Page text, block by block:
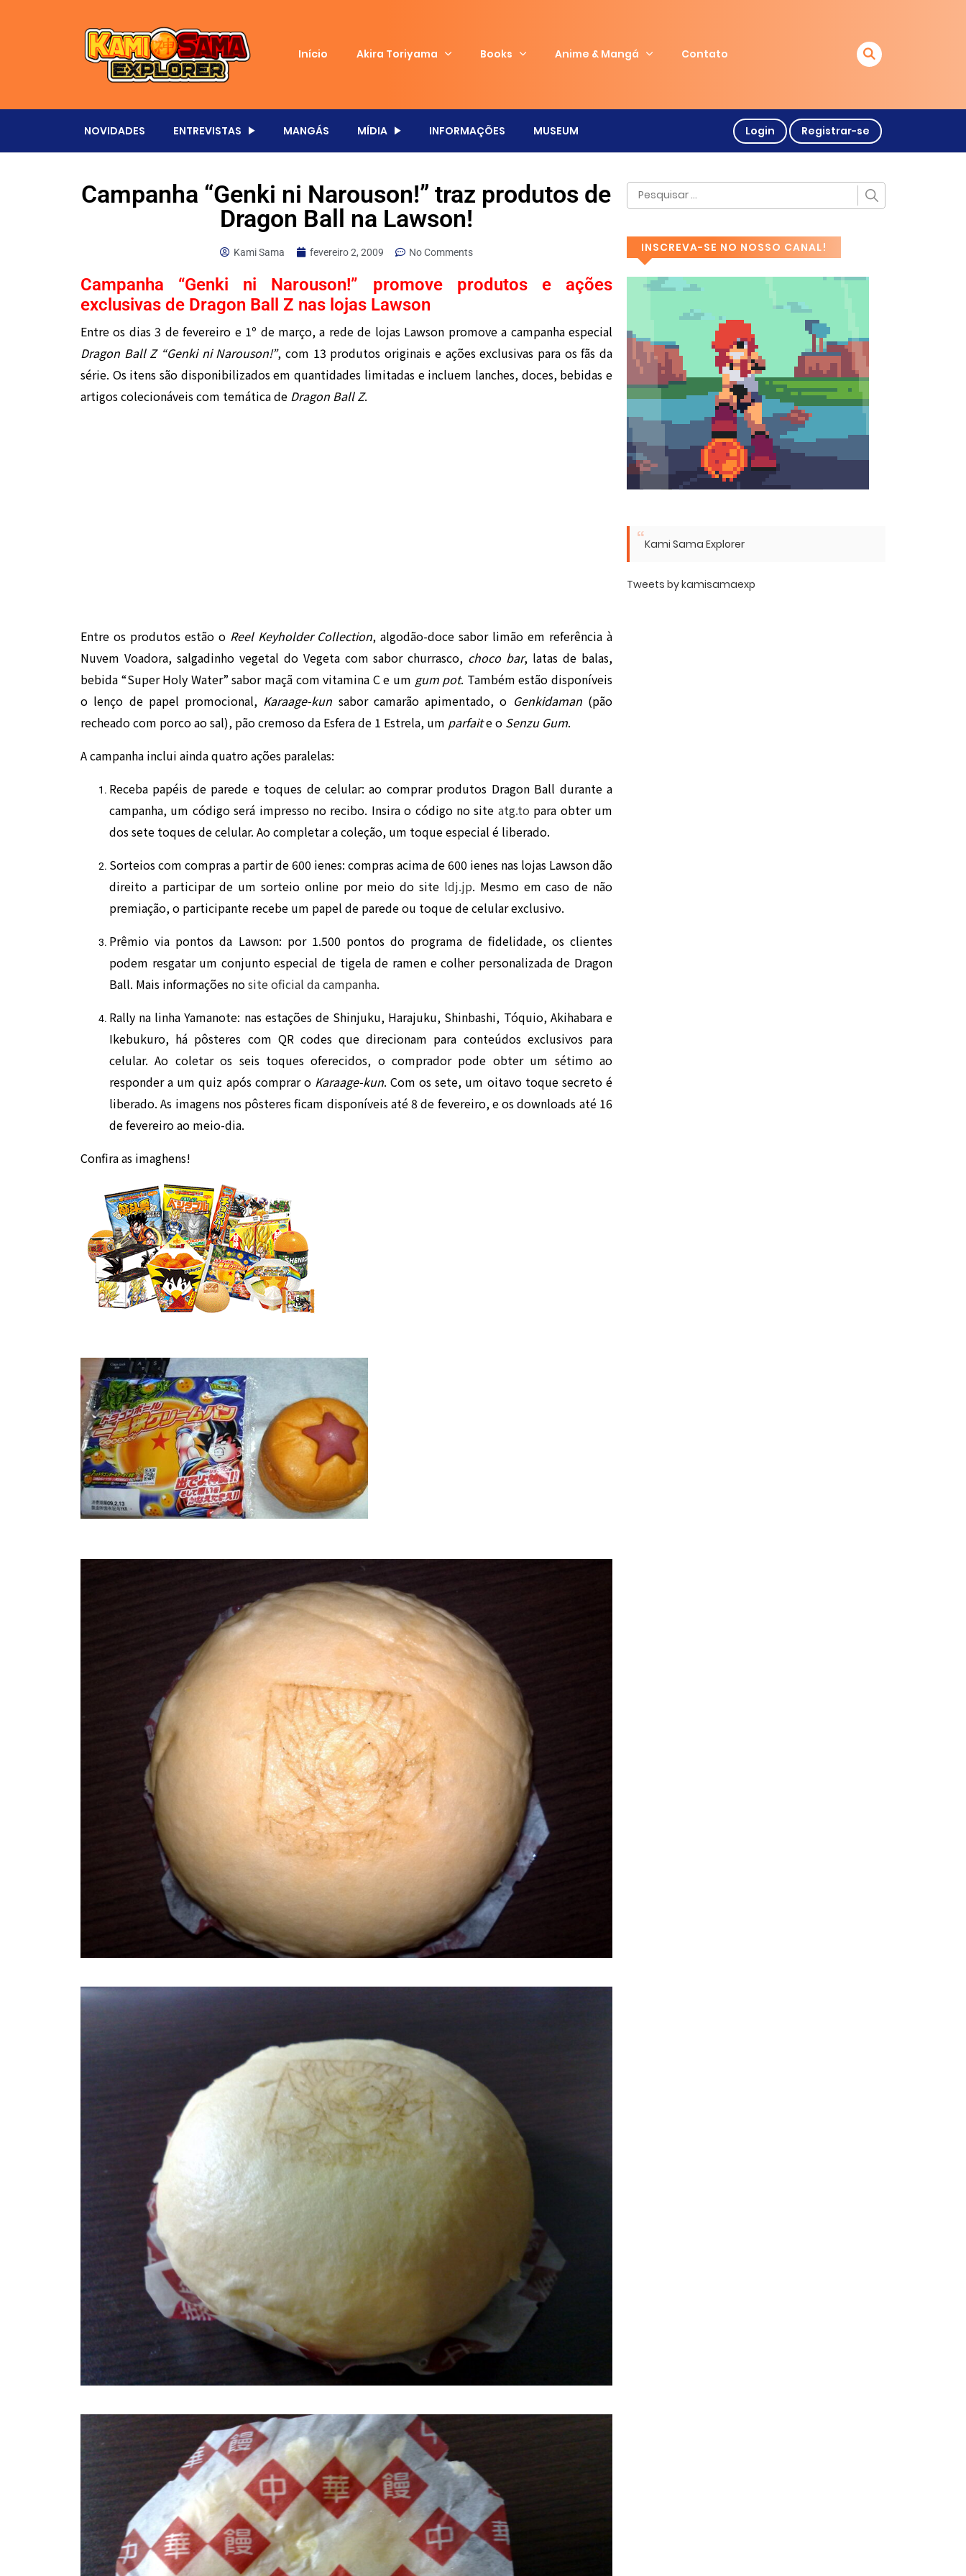
Início Akira Toriyama Books Anime & Mangá Contato
NOVIDADES ENTREVISTAS MANGÁS MÍDIA INFORMAÇÕES MUSEUM Login Registrar-se
Campanha “Genki ni Narouson!” traz produtos de
Dragon Ball na Lawson!
Kami Sama fevereiro 2, 2009 No Comments
Campanha “Genki ni Narouson!” promove produtos e ações
exclusivas de Dragon Ball Z nas lojas Lawson
Entre os dias 3 de fevereiro e 1º de março, a rede de lojas Lawson promove a campanha especial
Dragon Ball Z “Genki ni Narouson!”, com 13 produtos originais e ações exclusivas para os fãs da
série. Os itens são disponibilizados em quantidades limitadas e incluem lanches, doces, bebidas e
artigos colecionáveis com temática de Dragon Ball Z.
Entre os produtos estão o Reel Keyholder Collection, algodão-doce sabor limão em referência à
Nuvem Voadora, salgadinho vegetal do Vegeta com sabor churrasco, choco bar, latas de balas,
bebida “Super Holy Water” sabor maçã com vitamina C e um gum pot. Também estão disponíveis
o lenço de papel promocional, Karaage-kun sabor camarão apimentado, o Genkidaman(pão
recheado com porco ao sal), pão cremoso da Esfera de 1 Estrela, um parfaite o Senzu Gum.
A campanha inclui ainda quatro ações paralelas:
Receba papéis de parede e toques de celular: ao comprar produtos Dragon Ball durante a
campanha, um código será impresso no recibo. Insira o código no site atg.topara obter um
dos sete toques de celular. Ao completar a coleção, um toque especial é liberado.
Sorteios com compras a partir de 600 ienes: compras acima de 600 ienes nas lojas Lawson dão
direito a participar de um sorteio online por meio do site ldj.jp. Mesmo em caso de não
premiação, o participante recebe um papel de parede ou toque de celular exclusivo.
Prêmio via pontos da Lawson: por 1.500 pontos do programa de fidelidade, os clientes
podem resgatar um conjunto especial de tigela de ramen e colher personalizada de Dragon
Ball. Mais informações nosite oficial da campanha.
Rally na linha Yamanote: nas estações de Shinjuku, Harajuku, Shinbashi, Tóquio, Akihabara e
Ikebukuro, há pôsteres com QR codes que direcionam para conteúdos exclusivos para
celular. Ao coletar os seis toques oferecidos, o comprador pode obter um sétimo ao
responder a um quiz após comprar o Karaage-kun. Com os sete, um oitavo toque secreto é
liberado. As imagens nos pôsteres ficam disponíveis até 8 de fevereiro, e os downloads até 16
de fevereiro ao meio-dia.
Confira as imaghens!
INSCREVA-SE NO NOSSO CANAL!
Kami Sama Explorer
Tweets by kamisamaexp